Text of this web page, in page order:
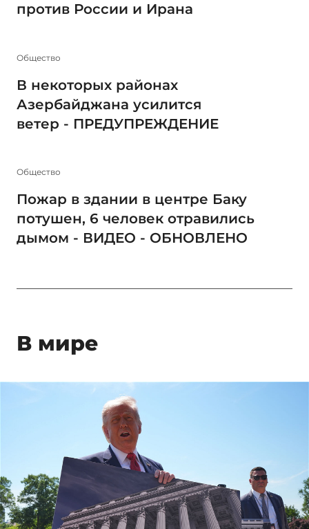
против России и Ирана
Общество
В некоторых районах
Азербайджана усилится
ветер - ПРЕДУПРЕЖДЕНИЕ
Общество
Пожар в здании в центре Баку
потушен, 6 человек отравились
дымом - ВИДЕО - ОБНОВЛЕНО
В мире